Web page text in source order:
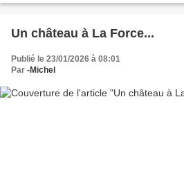
Un château à La Force...
Publié le 23/01/2026 à 08:01
Par -Michel